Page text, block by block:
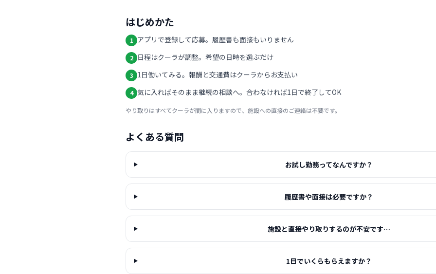
はじめかた
1 アプリで登録して応募。履歴書も面接もいりません
2 日程はクーラが調整。希望の日時を選ぶだけ
3 1日働いてみる。報酬と交通費はクーラからお支払い
4 気に入ればそのまま継続の相談へ。合わなければ1日で終了してOK
やり取りはすべてクーラが間に入りますので、施設への直接のご連絡は不要です。
よくある質問
お試し勤務ってなんですか？
履歴書や面接は必要ですか？
施設と直接やり取りするのが不安です…
1日でいくらもらえますか？